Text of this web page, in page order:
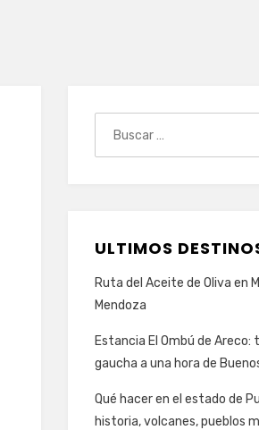
ULTIMOS
Ruta del Aceite de Oliva en
Mendoza
Estancia El Ombú de Areco:
gaucha a una hora de
Qué hacer en el estado de
historia, volcanes, pueblos